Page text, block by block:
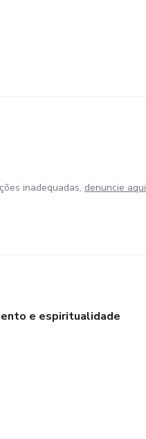
inadequadas, denuncie aqui
e espiritualidade